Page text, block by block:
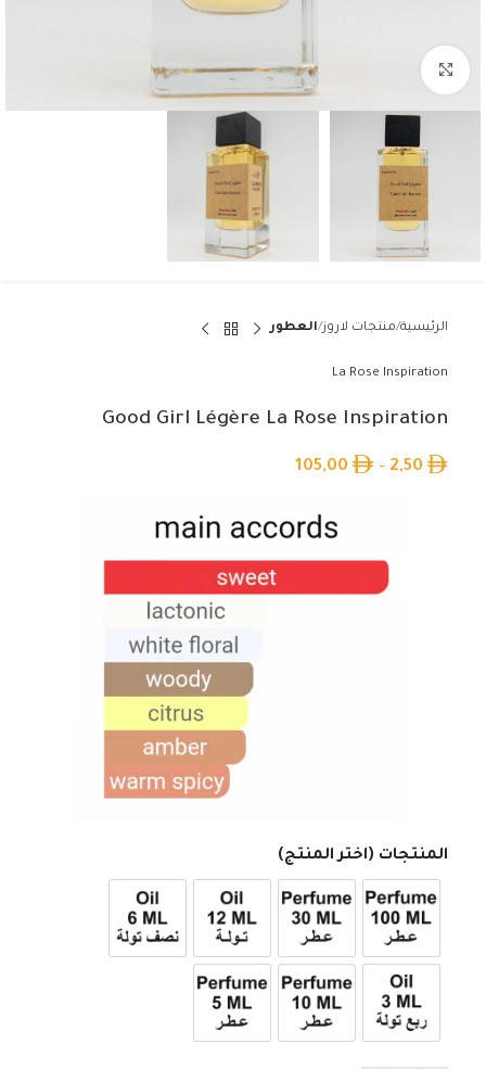
الرئيسية منتجات لاروز العطور
La Rose Inspiration
Good Girl Légère La Rose Inspiration
2,50
–
105,00
المنتجات (اختر المنتج)
عطر 100ml عطر 30ml 12ml زيت تولة 6ml زيت نصف تولة
3ml زيت ربع تولة عطر 10ml عطر 5ml